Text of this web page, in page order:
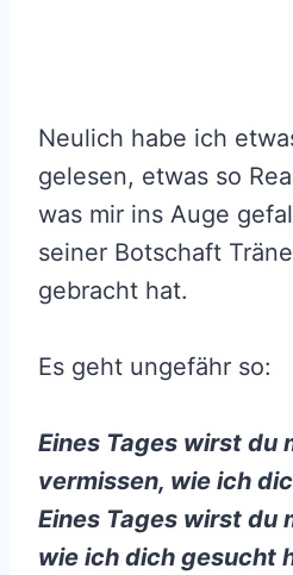
Neulich habe ich
gelesen, etwas so
was mir ins Auge
seiner Botschaft
gebracht hat.
Es geht ungefähr so:
Eines Tages wirst du
vermissen, wie ich
Eines Tages wirst du
wie ich dich gesucht